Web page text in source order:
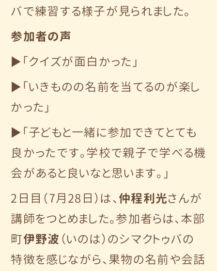
バで練習する様子が見られました。
参加者の声
▶「クイズが面白かった」
▶「いきものの名前を当てるのが楽し
かった」
▶「子どもと一緒に参加できてとても
良かったです。学校で親子で学べる機
会があると良いなと思います。」
2日目（7月28日）は、仲程利光さんが
講師をつとめました。参加者らは、本部
町伊野波 （いのは）のシマクトゥバの
特徴を感じながら、果物の名前や会話